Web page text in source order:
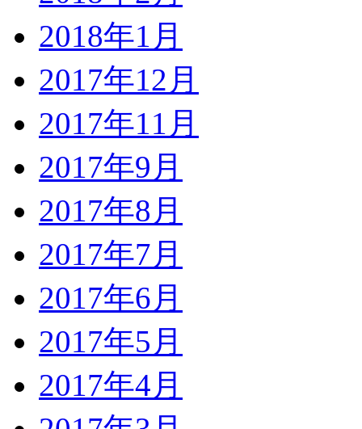
2018年1月
2017年12月
2017年11月
2017年9月
2017年8月
2017年7月
2017年6月
2017年5月
2017年4月